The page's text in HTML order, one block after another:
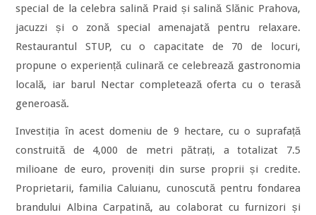
special de la celebra salină Praid și salină Slănic Prahova,
jacuzzi și o zonă special amenajată pentru relaxare.
Restaurantul STUP, cu o capacitate de 70 de locuri,
propune o experiență culinară ce celebrează gastronomia
locală, iar barul Nectar completează oferta cu o terasă
generoasă.
Investiția în acest domeniu de 9 hectare, cu o suprafață
construită de 4,000 de metri pătrați, a totalizat 7.5
milioane de euro, proveniți din surse proprii și credite.
Proprietarii, familia Caluianu, cunoscută pentru fondarea
brandului Albina Carpatină, au colaborat cu furnizori și